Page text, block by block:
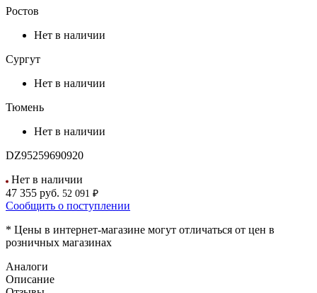
Ростов
Нет в наличии
Сургут
Нет в наличии
Тюмень
Нет в наличии
DZ95259690920
Нет в наличии
47 355 руб. 52 091 ₽
Сообщить о поступлении
* Цены в интернет-магазине могут отличаться от цен в
розничных магазинах
Аналоги
Описание